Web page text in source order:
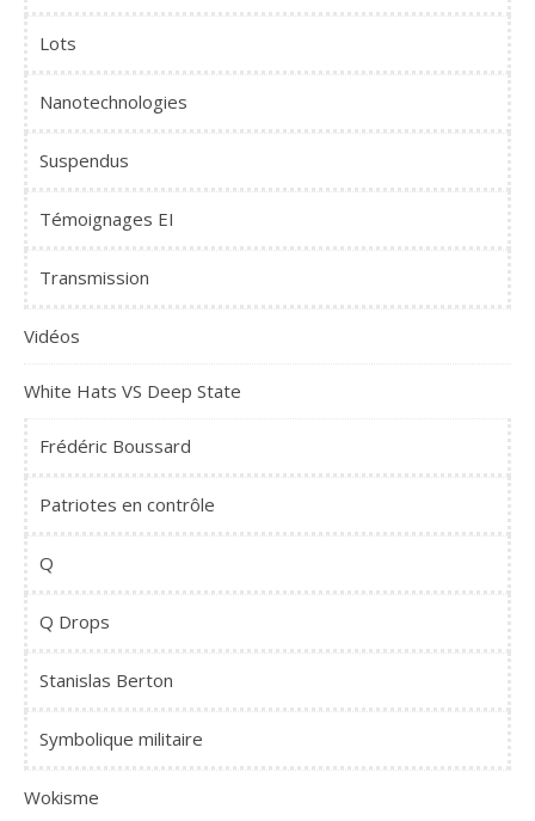
Lots
Nanotechnologies
Suspendus
Témoignages EI
Transmission
Vidéos
White Hats VS Deep State
Frédéric Boussard
Patriotes en contrôle
Q
Q Drops
Stanislas Berton
Symbolique militaire
Wokisme